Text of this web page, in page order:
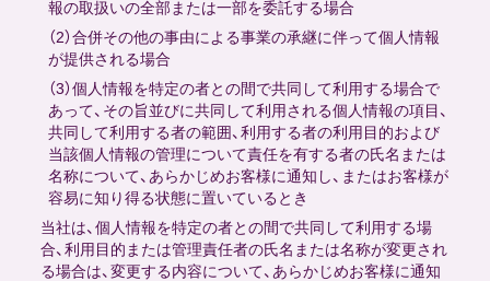
報の取扱いの全部または一部を委託する場合
（2）合併その他の事由による事業の承継に伴って個人情報
が提供される場合
（3）個人情報を特定の者との間で共同して利用する場合で
あって、その旨並びに共同して利用される個人情報の項目、
共同して利用する者の範囲、利用する者の利用目的および
当該個人情報の管理について責任を有する者の氏名または
名称について、あらかじめお客様に通知し、またはお客様が
容易に知り得る状態に置いているとき
当社は、個人情報を特定の者との間で共同して利用する場
合、利用目的または管理責任者の氏名または名称が変更され
る場合は、変更する内容について、あらかじめお客様に通知